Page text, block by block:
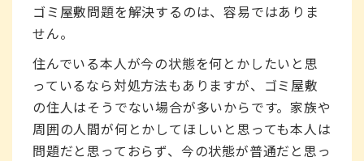
ゴミ屋敷問題を解決するのは、容易ではありま
せん。
住んでいる本人が今の状態を何とかしたいと思
っているなら対処方法もありますが、ゴミ屋敷
の住人はそうでない場合が多いからです。家族や
周囲の人間が何とかしてほしいと思っても本人は
問題だと思っておらず、今の状態が普通だと思っ